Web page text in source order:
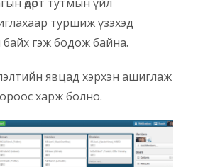
туршиж үзэхэд
байх гэж бодож байна.
явцад хэрхэн ашиглаж
харж болно.